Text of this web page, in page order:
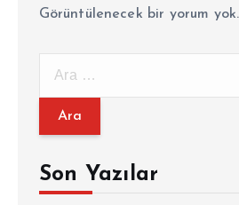
Görüntülenecek bir yorum yok.
m
:Son Yazılar